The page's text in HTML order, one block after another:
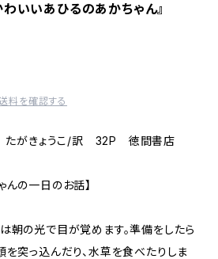
わいいあひるのあかちゃん』
料を確認する
たがきょうこ/訳 32P 徳間書店
んの一日のお話】
朝の光で目が覚めます。準備をしたら
を突っ込んだり、水草を食べたりしま